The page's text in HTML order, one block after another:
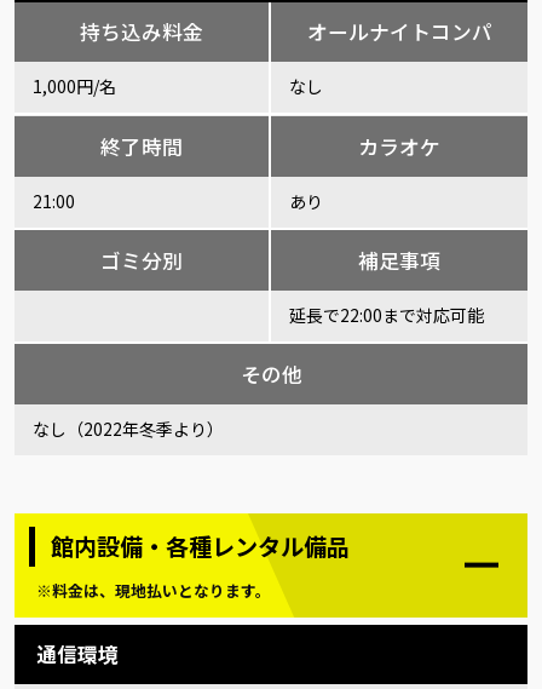
持ち込み料金
1,000円/名
オールナイトコンパ
なし
終了時間
21:00
カラオケ
あり
ゴミ分別 補足事項
延長で22:00まで対応可能
その他
なし（2022年冬季より）
館内設備・各種レンタル備品
※料金は、現地払いとなります。
通信環境